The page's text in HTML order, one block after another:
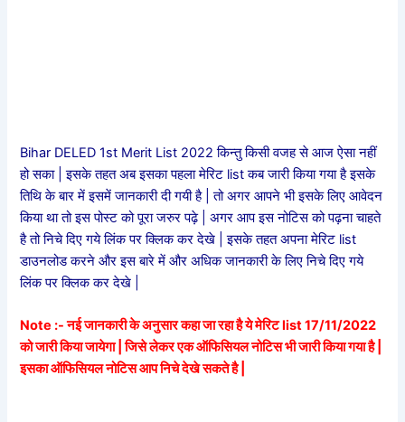
Bihar DELED 1st Merit List 2022 किन्तु किसी वजह से आज ऐसा नहीं
हो सका | इसके तहत अब इसका पहला मेरिट list कब जारी किया गया है इसके
तिथि के बार में इसमें जानकारी दी गयी है | तो अगर आपने भी इसके लिए आवेदन
किया था तो इस पोस्ट को पूरा जरुर पढ़े | अगर आप इस नोटिस को पढ़ना चाहते
है तो निचे दिए गये लिंक पर क्लिक कर देखे | इसके तहत अपना मेरिट list
डाउनलोड करने और इस बारे में और अधिक जानकारी के लिए निचे दिए गये
लिंक पर क्लिक कर देखे |
Note :- नई जानकारी के अनुसार कहा जा रहा है ये मेरिट list 17/11/2022
को जारी किया जायेगा | जिसे लेकर एक ऑफिसियल नोटिस भी जारी किया गया है |
इसका ऑफिसियल नोटिस आप निचे देखे सकते है |